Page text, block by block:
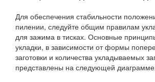
Для обеспечения стабильности
пилении, следуйте общим правилам
для зажима в тисках. Основные
укладки, в зависимости от формы
заготовки и количества укладываемых
представлены на следующей